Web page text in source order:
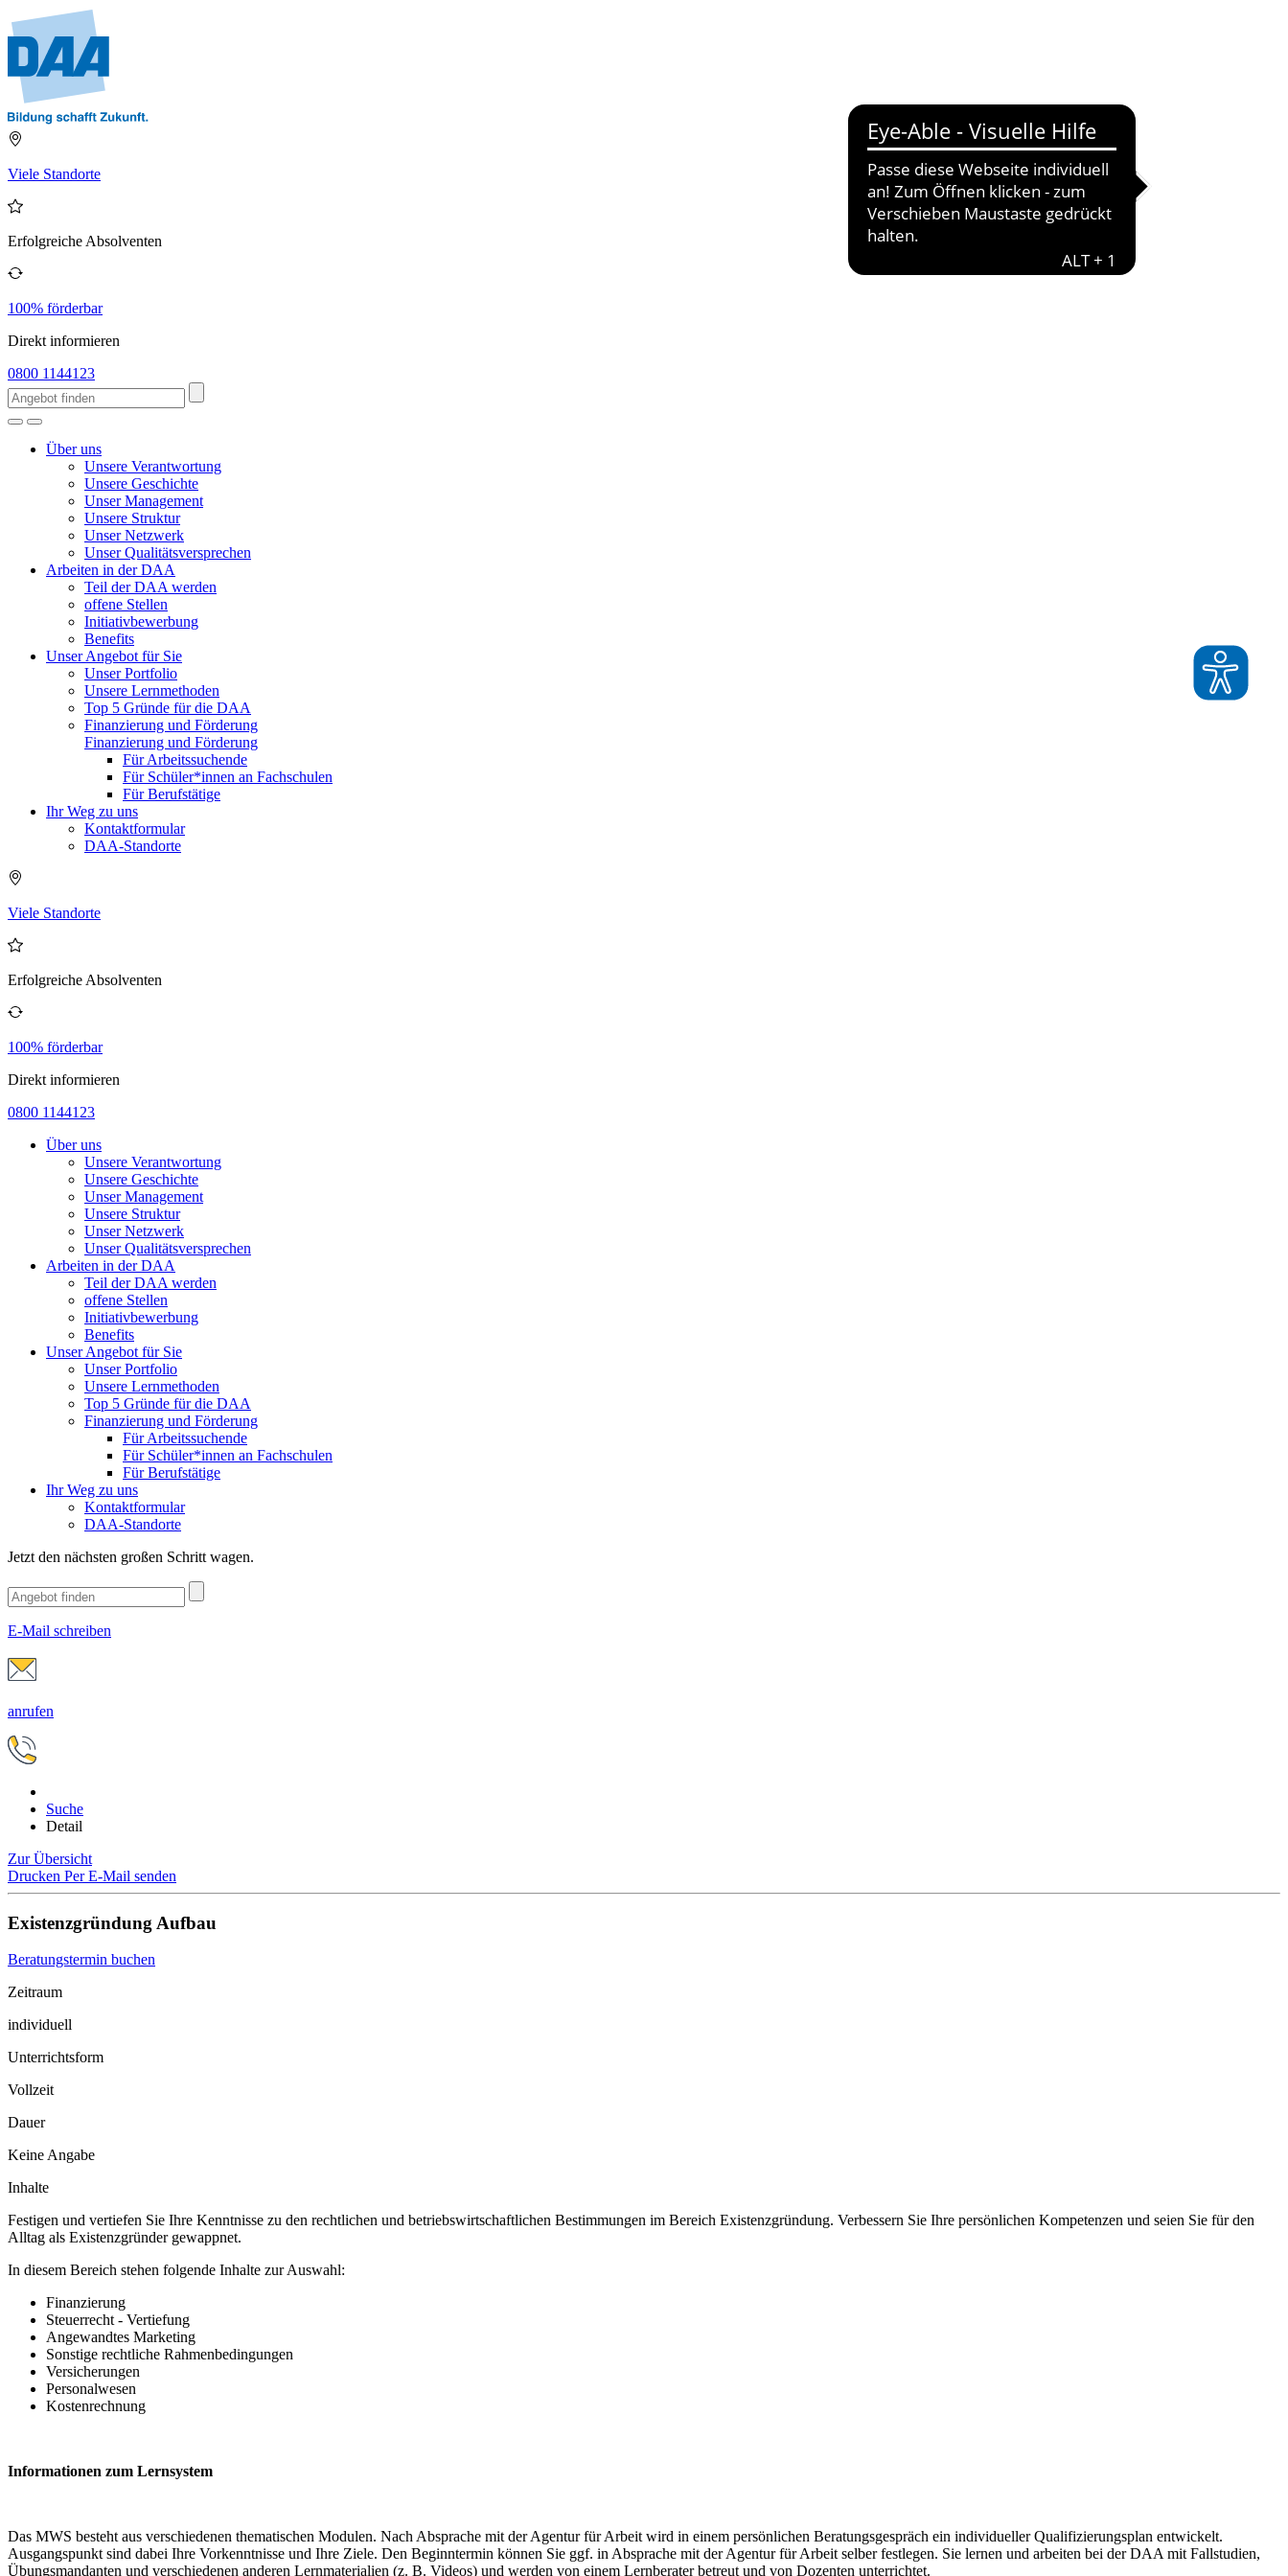
Viele Standorte
Erfolgreiche Absolventen
100% förderbar
Direkt informieren
0800 1144123
Über uns
Unsere Verantwortung
Unsere Geschichte
Unser Management
Unsere Struktur
Unser Netzwerk
Unser Qualitätsversprechen
Arbeiten in der DAA
Teil der DAA werden
offene Stellen
Initiativbewerbung
Benefits
Unser Angebot für Sie
Unser Portfolio
Unsere Lernmethoden
Top 5 Gründe für die DAA
Finanzierung und Förderung
Finanzierung und Förderung
Für Arbeitssuchende
Für Schüler*innen an Fachschulen
Für Berufstätige
Ihr Weg zu uns
Kontaktformular
DAA-Standorte
Viele Standorte
Erfolgreiche Absolventen
100% förderbar
Direkt informieren
0800 1144123
Über uns
Unsere Verantwortung
Unsere Geschichte
Unser Management
Unsere Struktur
Unser Netzwerk
Unser Qualitätsversprechen
Arbeiten in der DAA
Teil der DAA werden
offene Stellen
Initiativbewerbung
Benefits
Unser Angebot für Sie
Unser Portfolio
Unsere Lernmethoden
Top 5 Gründe für die DAA
Finanzierung und Förderung
Für Arbeitssuchende
Für Schüler*innen an Fachschulen
Für Berufstätige
Ihr Weg zu uns
Kontaktformular
DAA-Standorte
Jetzt den nächsten großen Schritt wagen.
E-Mail schreiben
anrufen
Suche
Detail
Zur Übersicht
Drucken Per E-Mail senden
Existenzgründung Aufbau
Beratungstermin buchen
Zeitraum
individuell
Unterrichtsform
Vollzeit
Dauer
Keine Angabe
Inhalte
Festigen und vertiefen Sie Ihre Kenntnisse zu den rechtlichen und betriebswirtschaftlichen Bestimmungen im Bereich Existenzgründung. Verbessern Sie Ihre persönlichen Kompetenzen und seien Sie für den
Alltag als Existenzgründer gewappnet.
In diesem Bereich stehen folgende Inhalte zur Auswahl:
Finanzierung
Steuerrecht - Vertiefung
Angewandtes Marketing
Sonstige rechtliche Rahmenbedingungen
Versicherungen
Personalwesen
Kostenrechnung
Informationen zum Lernsystem
Das MWS besteht aus verschiedenen thematischen Modulen. Nach Absprache mit der Agentur für Arbeit wird in einem persönlichen Beratungsgespräch ein individueller Qualifizierungsplan entwickelt.
Ausgangspunkt sind dabei Ihre Vorkenntnisse und Ihre Ziele. Den Beginntermin können Sie ggf. in Absprache mit der Agentur für Arbeit selber festlegen. Sie lernen und arbeiten bei der DAA mit Fallstudien,
Übungsmandanten und verschiedenen anderen Lernmaterialien (z. B. Videos) und werden von einem Lernberater betreut und von Dozenten unterrichtet.